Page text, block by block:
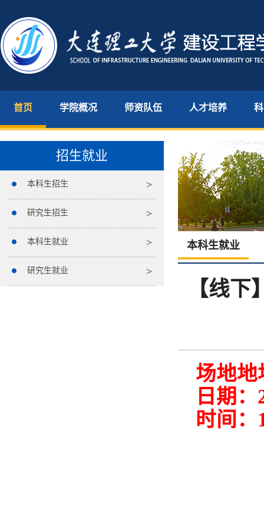
首页 学院概况 师资队伍 人才培养
招生就业
本科生招生
研究生招生
本科生就业
研究生就业
本科生就业
【线
场地地
日期
时间：